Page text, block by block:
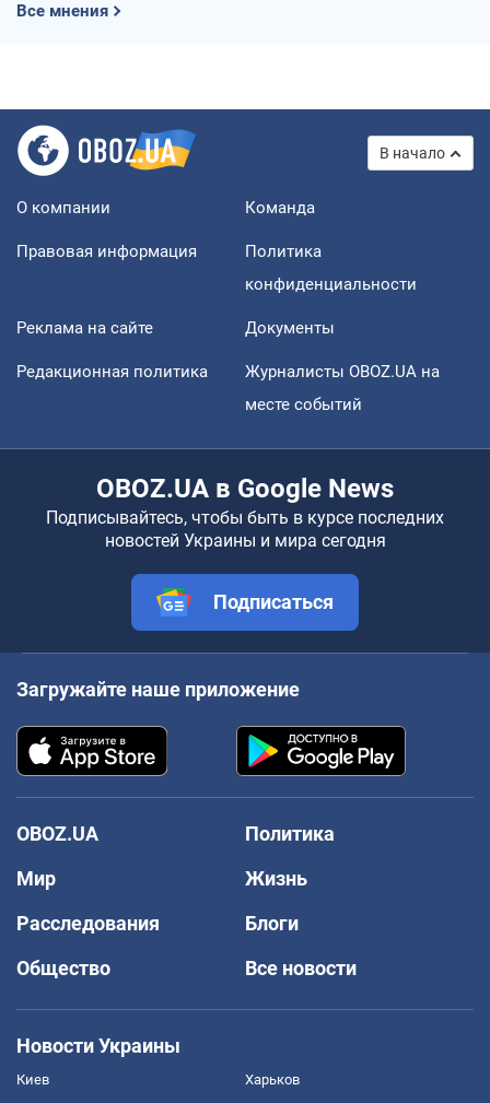
Все мнения
В начало
О компании Команда
Правовая информация
Политика
конфиденциальности
Реклама на сайте Документы
Редакционная политика
Журналисты OBOZ.UA на
месте событий
OBOZ.UA в Google News
Подписывайтесь, чтобы быть в курсе последних
новостей Украины и мира сегодня
Подписаться
Загружайте наше приложение
OBOZ.UA
Политика
Мир
Жизнь
Расследования
Блоги
Общество
Все новости
Новости Украины
Киев Харьков